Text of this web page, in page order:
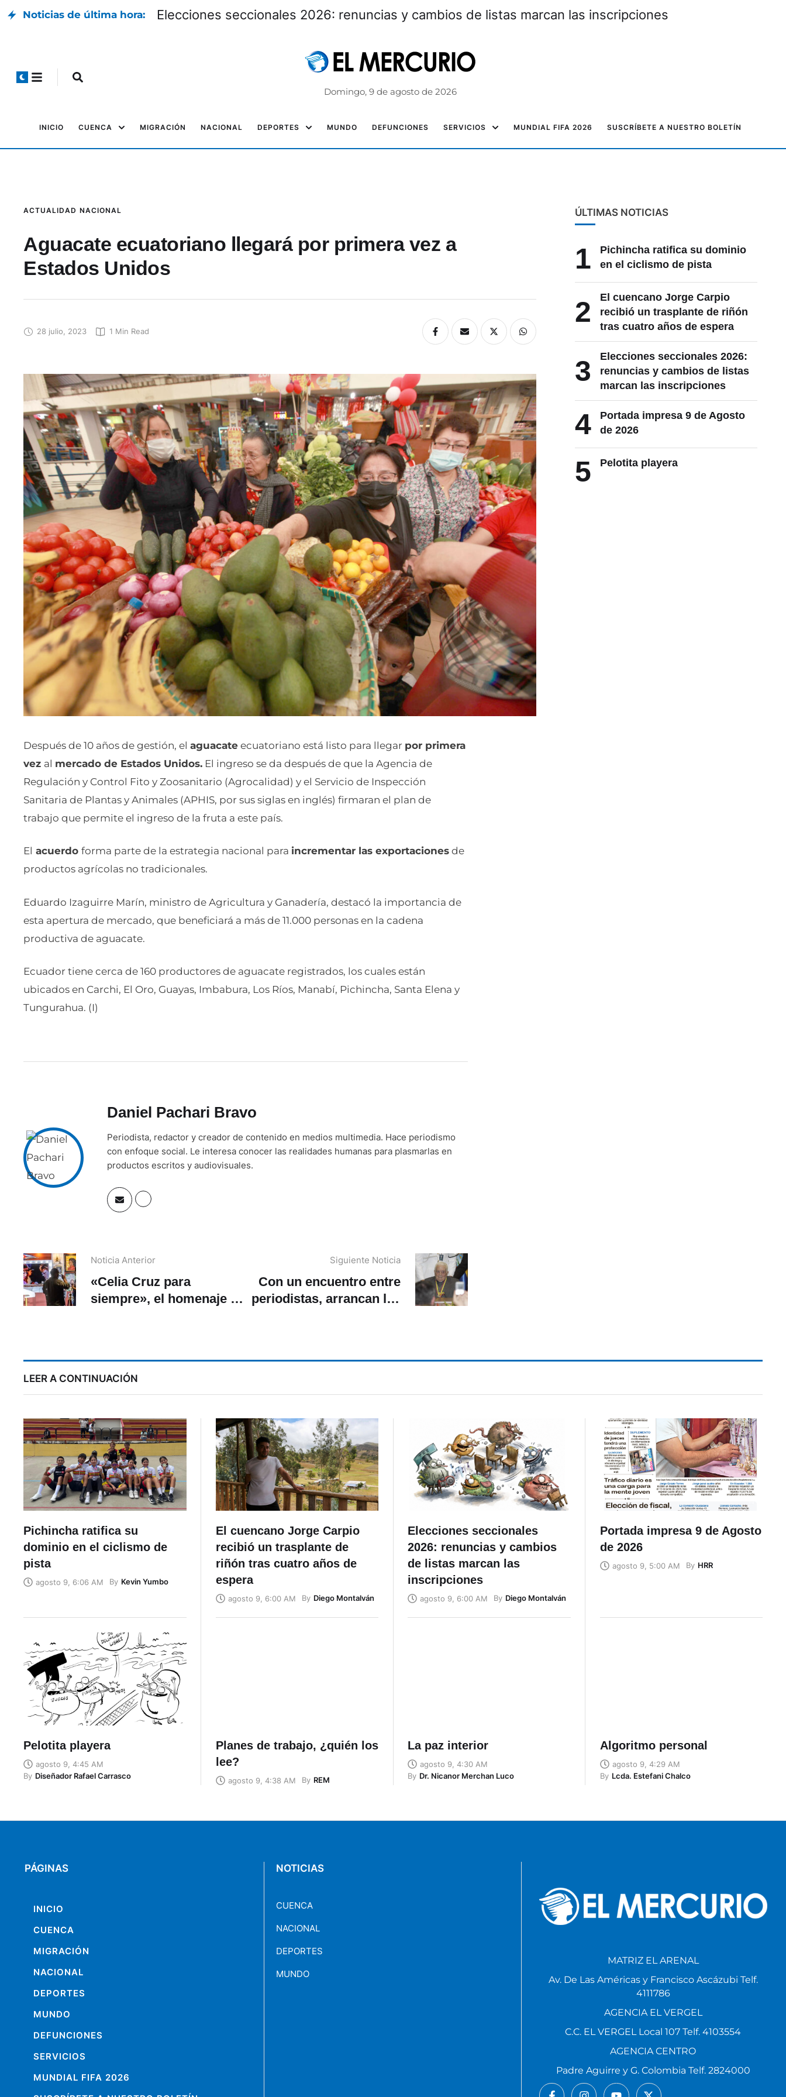
Noticias de última hora: Elecciones seccionales 2026: renuncias y cambios de listas marcan las inscripciones
Domingo, 9 de agosto de 2026
INICIO CUENCA MIGRACIÓN NACIONAL DEPORTES MUNDO DEFUNCIONES SERVICIOS MUNDIAL FIFA 2026 SUSCRÍBETE A NUESTRO BOLETÍN
ACTUALIDAD NACIONAL
Aguacate ecuatoriano llegará por primera vez a
Estados Unidos
28 julio, 2023 1 Min Read
Después de 10 años de gestión, el aguacate ecuatoriano está listo para llegar por primera
vez al mercado de Estados Unidos. El ingreso se da después de que la Agencia de
Regulación y Control Fito y Zoosanitario (Agrocalidad) y el Servicio de Inspección
Sanitaria de Plantas y Animales (APHIS, por sus siglas en inglés) firmaran el plan de
trabajo que permite el ingreso de la fruta a este país.
El acuerdo forma parte de la estrategia nacional para incrementar las exportaciones de
productos agrícolas no tradicionales.
Eduardo Izaguirre Marín, ministro de Agricultura y Ganadería, destacó la importancia de
esta apertura de mercado, que beneficiará a más de 11.000 personas en la cadena
productiva de aguacate.
Ecuador tiene cerca de 160 productores de aguacate registrados, los cuales están
ubicados en Carchi, El Oro, Guayas, Imbabura, Los Ríos, Manabí, Pichincha, Santa Elena y
Tungurahua. (I)
Daniel Pachari Bravo
Periodista, redactor y creador de contenido en medios multimedia. Hace periodismo
con enfoque social. Le interesa conocer las realidades humanas para plasmarlas en
productos escritos y audiovisuales.
Noticia Anterior
«Celia Cruz para
siempre», el homenaje de
Siguiente Noticia
Con un encuentro entre
periodistas, arrancan las
ÚLTIMAS NOTICIAS
1
Pichincha ratifica su dominio
en el ciclismo de pista
2
El cuencano Jorge Carpio
recibió un trasplante de riñón
tras cuatro años de espera
3
Elecciones seccionales 2026:
renuncias y cambios de listas
marcan las inscripciones
4
Portada impresa 9 de Agosto
de 2026
5 Pelotita playera
LEER A CONTINUACIÓN
Pichincha ratifica su
dominio en el ciclismo de
pista
agosto 9, 6:06 AM By Kevin Yumbo
El cuencano Jorge Carpio
recibió un trasplante de
riñón tras cuatro años de
espera
agosto 9, 6:00 AM By Diego Montalván
Elecciones seccionales
2026: renuncias y cambios
de listas marcan las
inscripciones
agosto 9, 6:00 AM By Diego Montalván
Portada impresa 9 de Agosto
de 2026
agosto 9, 5:00 AM By HRR
Pelotita playera
agosto 9, 4:45 AM
By Diseñador Rafael Carrasco
Planes de trabajo, ¿quién los
lee?
agosto 9, 4:38 AM By REM
La paz interior
agosto 9, 4:30 AM
By Dr. Nicanor Merchan Luco
Algoritmo personal
agosto 9, 4:29 AM
By Lcda. Estefani Chalco
PÁGINAS
INICIO
CUENCA
MIGRACIÓN
NACIONAL
DEPORTES
MUNDO
DEFUNCIONES
SERVICIOS
MUNDIAL FIFA 2026
NOTICIAS
CUENCA
NACIONAL
DEPORTES
MUNDO
MATRIZ EL ARENAL
Av. De Las Américas y Francisco Ascázubi Telf.
4111786
AGENCIA EL VERGEL
C.C. EL VERGEL Local 107 Telf. 4103554
AGENCIA CENTRO
Padre Aguirre y G. Colombia Telf. 2824000